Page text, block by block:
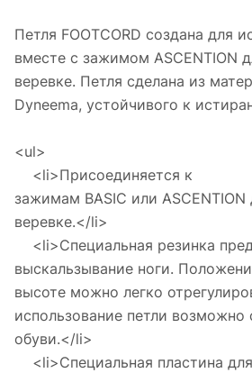
Петля FOOTCORD создана для
вместе с зажимом ASCENTION
веревке. Петля сделана из
Dyneema, устойчивого к
<ul>
<li>Присоединяется к
зажимам BASIC или
веревке.</li>
<li>Специальная резинка
выскальзывание ноги.
высоте можно легко
использование петли
обуви.</li>
<li>Специальная пластина